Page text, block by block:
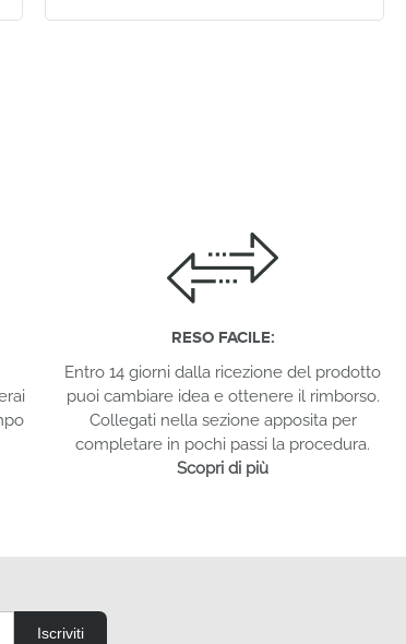
RESO FACILE:
Entro 14 giorni dalla ricezione del prodotto
puoi cambiare idea e ottenere il rimborso.
Collegati nella sezione apposita per
completare in pochi passi la procedura.
Scopri di più
Iscriviti